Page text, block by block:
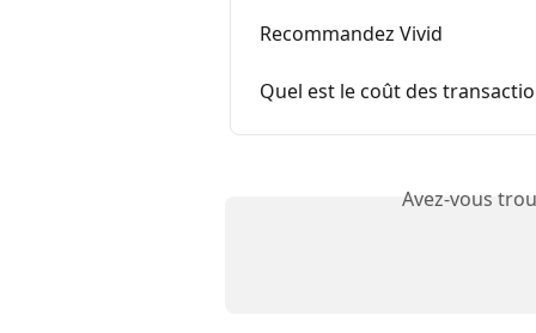
Recommandez Vivid
Quel est le coût des
Avez-vous